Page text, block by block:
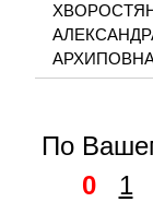
По
0
1